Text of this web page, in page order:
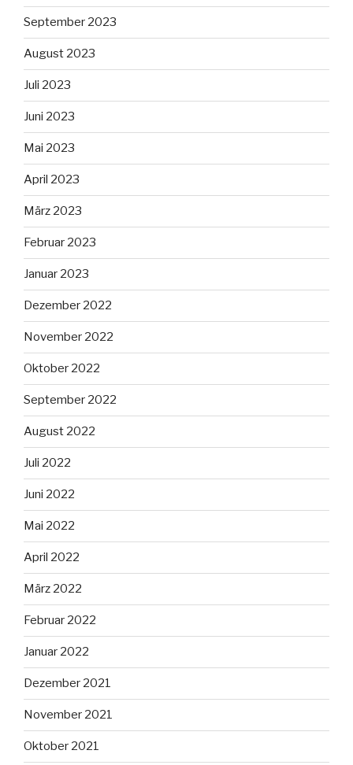
September 2023
August 2023
Juli 2023
Juni 2023
Mai 2023
April 2023
März 2023
Februar 2023
Januar 2023
Dezember 2022
November 2022
Oktober 2022
September 2022
August 2022
Juli 2022
Juni 2022
Mai 2022
April 2022
März 2022
Februar 2022
Januar 2022
Dezember 2021
November 2021
Oktober 2021